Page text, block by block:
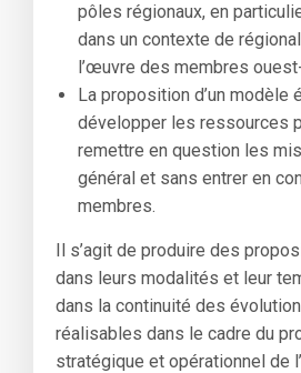
pôles régionaux, en
dans un contexte de
l’œuvre des membres
La proposition d’un modèle
développer les ressources
remettre en question les
général et sans entrer en
membres.
Il s’agit de produire des
dans leurs modalités et leur
dans la continuité des
réalisables dans le cadre du
stratégique et opérationnel de